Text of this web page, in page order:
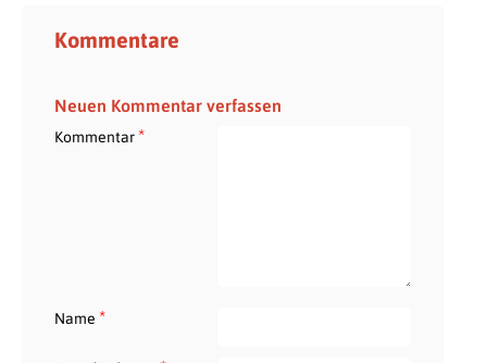
Kommentare
Neuen Kommentar verfassen
Kommentar*
Name *